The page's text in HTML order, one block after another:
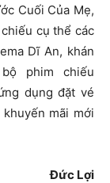
Cuối Của Mẹ,
cụ thể các
Dĩ An, khán
phim chiếu
dụng đặt vé
mãi mới
Đức Lợi